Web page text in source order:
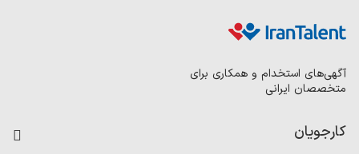
آگهی‌های استخدام و همکاری برای
متخصصان ایرانی
کارجویان